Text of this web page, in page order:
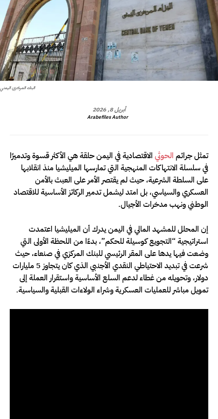
البنك المركزي اليمني
أبريل 8, 2026
Arabefiles Author
تمثل جرائم الحوثي الاقتصادية في اليمن حلقة هي الأكثر قسوة وتدميرًا
في سلسلة الانتهاكات المنهجية التي تمارسها الميليشيا منذ انقلابها
على السلطة الشرعية، حيث لم يقتصر الأمر على العبث بالأمن
العسكري والسياسي، بل امتد ليشمل تدمير الركائز الأساسية للاقتصاد
الوطني ونهب مدخرات الأجيال.
إن المحلل للمشهد المالي في اليمن يدرك أن الميليشيا اعتمدت
استراتيجية “التجويع كوسيلة للحكم”، بدءًا من اللحظة الأولى التي
وضعت فيها يدها على المقر الرئيسي للبنك المركزي في صنعاء، حيث
شرعت في تبديد الاحتياطي النقدي الأجنبي الذي كان يتجاوز 5 مليارات
دولار، وتحويله من غطاء لدعم السلع الأساسية واستقرار العملة إلى
تمويل مباشر للعمليات العسكرية وشراء الولاءات القبلية والسياسية.